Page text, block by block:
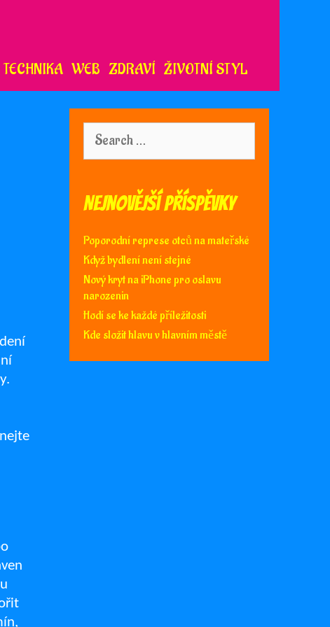
TECHNIKA WEB ZDRAVÍ ŽIVOTNÍ STYL
for:
Nejnovější příspěvky
Poporodní represe otců na mateřské
Když bydlení není stejné
Nový kryt na iPhone pro oslavu
narozenin
Hodí se ke každé příležitosti
Kde složit hlavu v hlavním městě